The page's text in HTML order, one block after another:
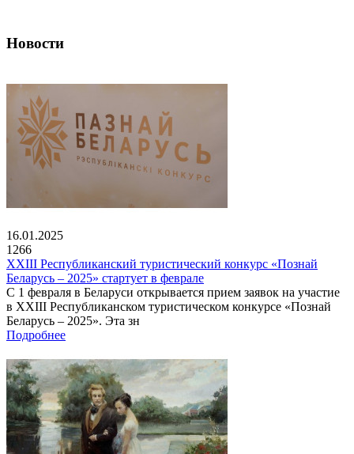
Новости
16.01.2025
1266
XXIII Республиканский туристический конкурс «Познай
Беларусь – 2025» стартует в феврале
С 1 февраля в Беларуси открывается прием заявок на участие
в XXIII Республиканском туристическом конкурсе «Познай
Беларусь – 2025». Эта зн
Подробнее